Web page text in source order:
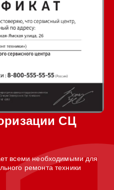
СЦ
всеми необходимыми для
ремонта техники